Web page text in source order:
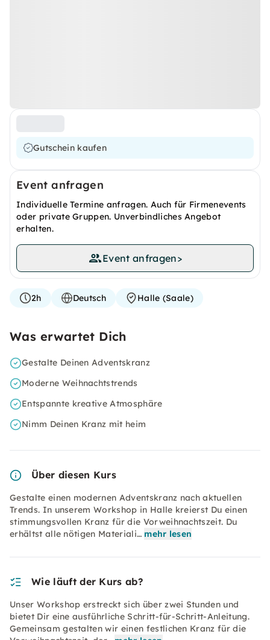
Gutschein kaufen
Event anfragen
Individuelle Termine anfragen. Auch für Firmenevents
oder private Gruppen. Unverbindliches Angebot
erhalten.
Event anfragen>
2h Deutsch Halle (Saale)
Was erwartet Dich
Gestalte Deinen Adventskranz
Moderne Weihnachtstrends
Entspannte kreative Atmosphäre
Nimm Deinen Kranz mit heim
Über diesen Kurs
Gestalte einen modernen Adventskranz nach aktuellen
Trends. In unserem Workshop in Halle kreierst Du einen
stimmungsvollen Kranz für die Vorweihnachtszeit. Du
erhältst alle nötigen Materiali… mehr lesen
Wie läuft der Kurs ab?
Unser Workshop erstreckt sich über zwei Stunden und
bietet Dir eine ausführliche Schritt-für-Schritt-Anleitung.
Gemeinsam gestalten wir einen festlichen Kranz für die